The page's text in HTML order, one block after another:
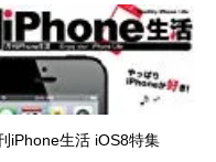
iPhone生活 iOS8特集